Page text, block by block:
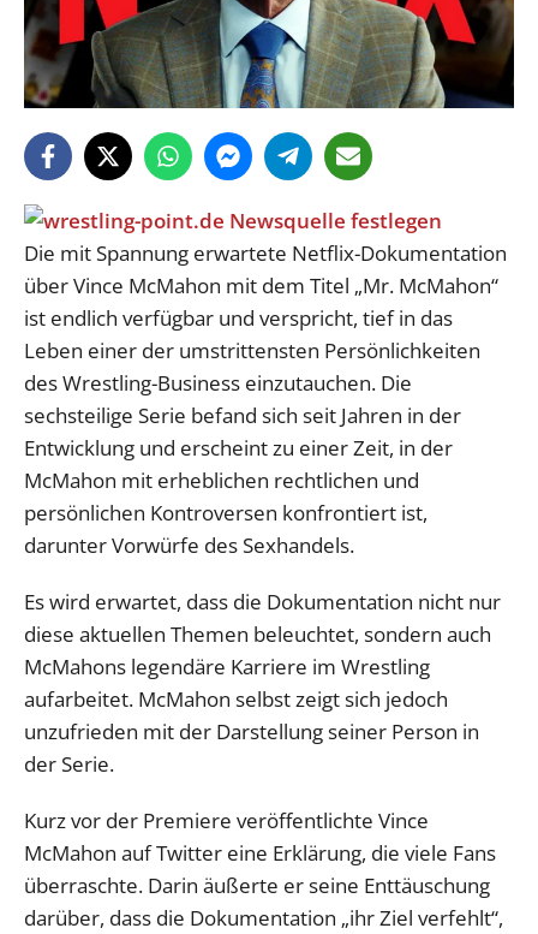
Die mit Spannung erwartete Netflix-Dokumentation
über Vince McMahon mit dem Titel „Mr. McMahon“
ist endlich verfügbar und verspricht, tief in das
Leben einer der umstrittensten Persönlichkeiten
des Wrestling-Business einzutauchen. Die
sechsteilige Serie befand sich seit Jahren in der
Entwicklung und erscheint zu einer Zeit, in der
McMahon mit erheblichen rechtlichen und
persönlichen Kontroversen konfrontiert ist,
darunter Vorwürfe des Sexhandels.
Es wird erwartet, dass die Dokumentation nicht nur
diese aktuellen Themen beleuchtet, sondern auch
McMahons legendäre Karriere im Wrestling
aufarbeitet. McMahon selbst zeigt sich jedoch
unzufrieden mit der Darstellung seiner Person in
der Serie.
Kurz vor der Premiere veröffentlichte Vince
McMahon auf Twitter eine Erklärung, die viele Fans
überraschte. Darin äußerte er seine Enttäuschung
darüber, dass die Dokumentation „ihr Ziel verfehlt“,